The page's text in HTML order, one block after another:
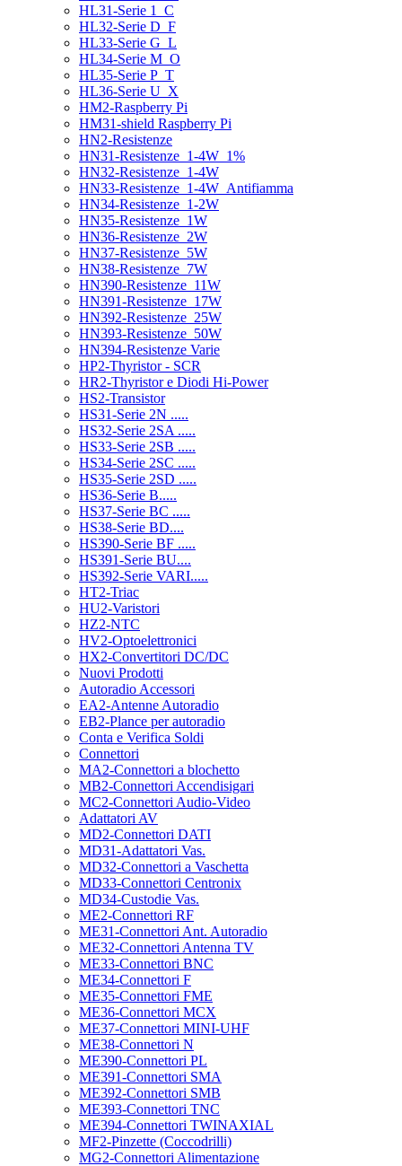
HL31-Serie 1_C
HL32-Serie D_F
HL33-Serie G_L
HL34-Serie M_O
HL35-Serie P_T
HL36-Serie U_X
HM2-Raspberry Pi
HM31-shield Raspberry Pi
HN2-Resistenze
HN31-Resistenze_1-4W_1%
HN32-Resistenze_1-4W
HN33-Resistenze_1-4W_Antifiamma
HN34-Resistenze_1-2W
HN35-Resistenze_1W
HN36-Resistenze_2W
HN37-Resistenze_5W
HN38-Resistenze_7W
HN390-Resistenze_11W
HN391-Resistenze_17W
HN392-Resistenze_25W
HN393-Resistenze_50W
HN394-Resistenze Varie
HP2-Thyristor - SCR
HR2-Thyristor e Diodi Hi-Power
HS2-Transistor
HS31-Serie 2N .....
HS32-Serie 2SA .....
HS33-Serie 2SB .....
HS34-Serie 2SC .....
HS35-Serie 2SD .....
HS36-Serie B.....
HS37-Serie BC .....
HS38-Serie BD....
HS390-Serie BF .....
HS391-Serie BU....
HS392-Serie VARI.....
HT2-Triac
HU2-Varistori
HZ2-NTC
HV2-Optoelettronici
HX2-Convertitori DC/DC
Nuovi Prodotti
Autoradio Accessori
EA2-Antenne Autoradio
EB2-Plance per autoradio
Conta e Verifica Soldi
Connettori
MA2-Connettori a blochetto
MB2-Connettori Accendisigari
MC2-Connettori Audio-Video
Adattatori AV
MD2-Connettori DATI
MD31-Adattatori Vas.
MD32-Connettori a Vaschetta
MD33-Connettori Centronix
MD34-Custodie Vas.
ME2-Connettori RF
ME31-Connettori Ant. Autoradio
ME32-Connettori Antenna TV
ME33-Connettori BNC
ME34-Connettori F
ME35-Connettori FME
ME36-Connettori MCX
ME37-Connettori MINI-UHF
ME38-Connettori N
ME390-Connettori PL
ME391-Connettori SMA
ME392-Connettori SMB
ME393-Connettori TNC
ME394-Connettori TWINAXIAL
MF2-Pinzette (Coccodrilli)
MG2-Connettori Alimentazione